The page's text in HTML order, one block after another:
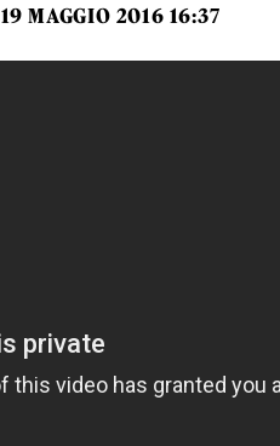
19 MAGGIO 2016 16:37